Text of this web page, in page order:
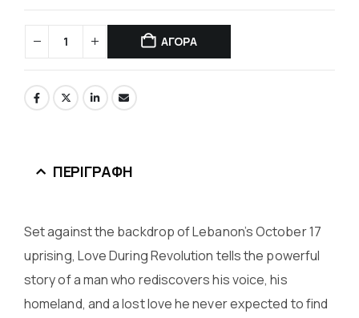
ΑΓΟΡΑ
ΠΕΡΙΓΡΑΦΉ
Set against the backdrop of Lebanon’s October 17
uprising, Love During Revolution tells the powerful
story of a man who rediscovers his voice, his
homeland, and a lost love he never expected to find